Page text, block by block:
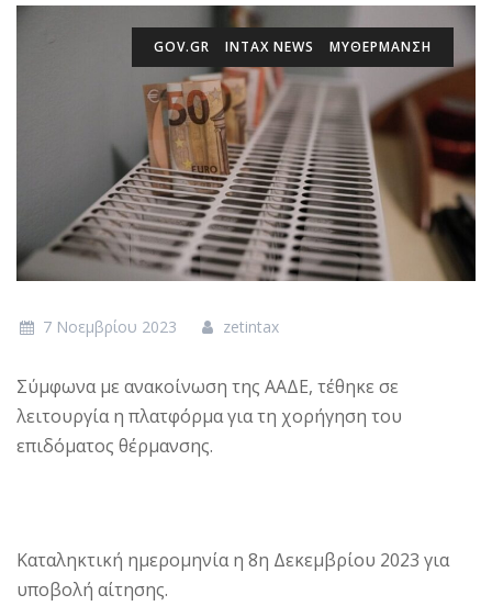
GOV.GR INTAX NEWS MYΘΈΡΜΑΝΣΗ
7 Νοεμβρίου 2023 zetintax
Σύμφωνα με ανακοίνωση της ΑΑΔΕ, τέθηκε σε
λειτουργία η πλατφόρμα για τη χορήγηση του
επιδόματος θέρμανσης.
Καταληκτική ημερομηνία η 8η Δεκεμβρίου 2023 για
υποβολή αίτησης.